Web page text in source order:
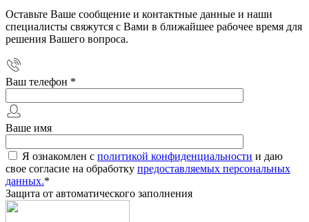
Оставьте Ваше сообщение и контактные данные и наши
специалисты свяжутся с Вами в ближайшее рабочее время для
решения Вашего вопроса.
Ваш телефон *
Ваше имя
Я ознакомлен с политикой конфиденциальности и даю
свое согласие на обработку предоставляемых персональных
данных.*
Защита от автоматического заполнения